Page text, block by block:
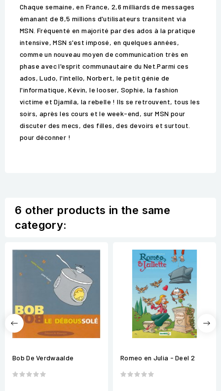
Chaque semaine, en France, 2,6 milliards de messages
émanant de 8,5 millions d'utilisateurs transitent via
MSN. Fréquenté en majorité par des ados à la pratique
intensive, MSN s'est imposé, en quelques années,
comme un nouveau moyen de communication très en
phase avec l'esprit communautaire du Net.Parmi ces
ados, Ludo, l'intello, Norbert, le petit génie de
l'informatique, Kévin, le looser, Sophie, la fashion
victime et Djamila, la rebelle ! Ils se retrouvent, tous les
soirs, après les cours et le week-end, sur MSN pour
discuter des mecs, des filles, des devoirs et surtout.
pour déconner !
6 other products in the same
category:
Bob De Verdwaalde Romeo en Julia - Deel 2